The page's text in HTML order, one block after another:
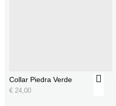
Collar Piedra Verde
€24,00